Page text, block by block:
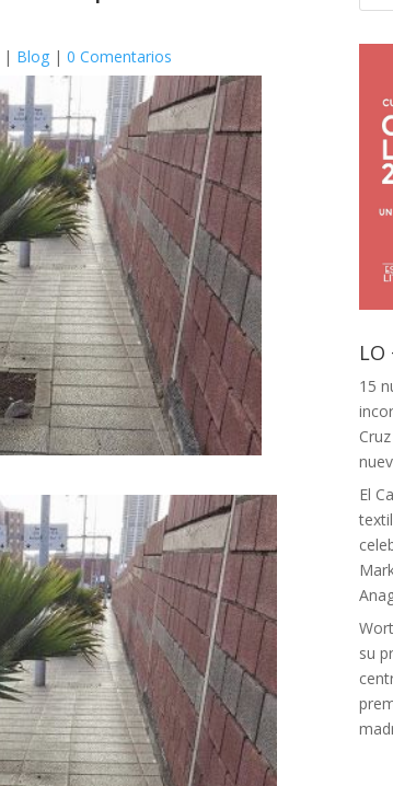
| Blog| 0 Comentarios
LO
15
El
su